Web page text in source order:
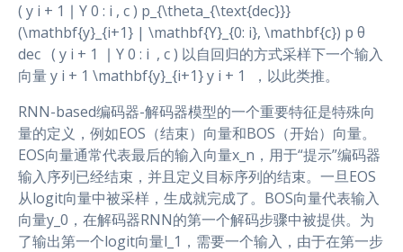
( y i + 1 ∣ Y 0 : i , c ) p_{\theta_{\text{dec}}}
(\mathbf{y}_{i+1} | \mathbf{Y}_{0: i}, \mathbf{c}) p θ
dec ​ ​ ( y i + 1 ​ ∣ Y 0 : i ​ , c ) 以自回归的方式采样下一个输入
向量 y i + 1 \mathbf{y}_{i+1} y i + 1 ​ ，以此类推。
RNN-based编码器-解码器模型的一个重要特征是特殊向
量的定义，例如EOS（结束）向量和BOS（开始）向量。
EOS向量通常代表最后的输入向量x_n，用于“提示”编码器
输入序列已经结束，并且定义目标序列的结束。一旦EOS
从logit向量中被采样，生成就完成了。BOS向量代表输入
向量y_0，在解码器RNN的第一个解码步骤中被提供。为
了输出第一个logit向量l_1，需要一个输入，由于在第一步